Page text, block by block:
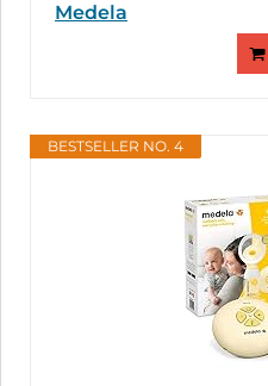
Medela
BESTSELLER NO. 4